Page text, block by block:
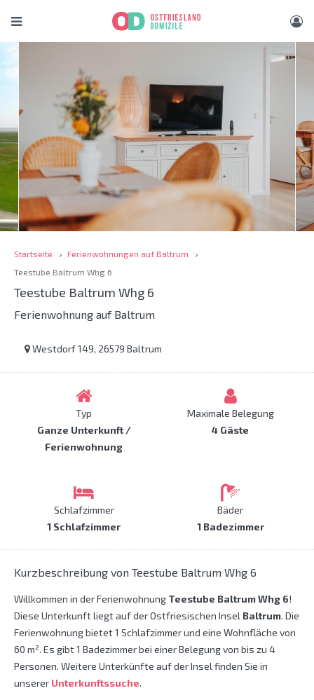
Startseite
Ferienwohnungen auf Baltrum
Teestube Baltrum Whg 6
Teestube Baltrum Whg 6
Ferienwohnung auf Baltrum
Westdorf 149, 26579 Baltrum
Typ
Ganze Unterkunft /
Ferienwohnung
Maximale Belegung
4 Gäste
Schlafzimmer
1 Schlafzimmer
Bäder
1 Badezimmer
Kurzbeschreibung von Teestube Baltrum Whg 6
Willkommen in der Ferienwohnung Teestube Baltrum Whg 6!
Diese Unterkunft liegt auf der Ostfriesischen Insel Baltrum. Die
Ferienwohnung bietet 1 Schlafzimmer und eine Wohnfläche von
60 m². Es gibt 1 Badezimmer bei einer Belegung von bis zu 4
Personen. Weitere Unterkünfte auf der Insel finden Sie in
unserer Unterkunftssuche.